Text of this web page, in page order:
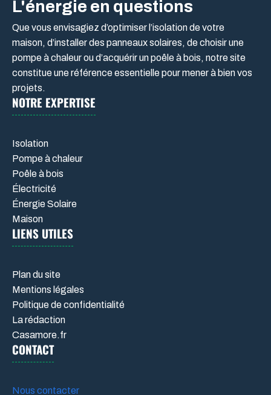
L'énergie en questions
Que vous envisagiez d’optimiser l’isolation de votre
maison, d’installer des panneaux solaires, de choisir une
pompe à chaleur ou d’acquérir un poêle à bois, notre site
constitue une référence essentielle pour mener à bien vos
projets.
NOTRE EXPERTISE
Isolation
Pompe à chaleur
Poêle à bois
Électricité
Énergie Solaire
Maison
LIENS UTILES
Plan du site
Mentions légales
Politique de confidentialité
La rédaction
Casamore.fr
CONTACT
Nous contacter